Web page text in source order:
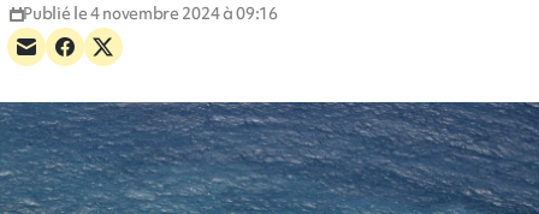
Publié le 4 novembre 2024 à 09:16